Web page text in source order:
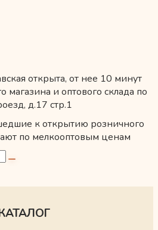
открыта, от нее 10 минут
магазина и оптового склада по
д.17 стр.1
к открытию розничного
по мелкооптовым ценам